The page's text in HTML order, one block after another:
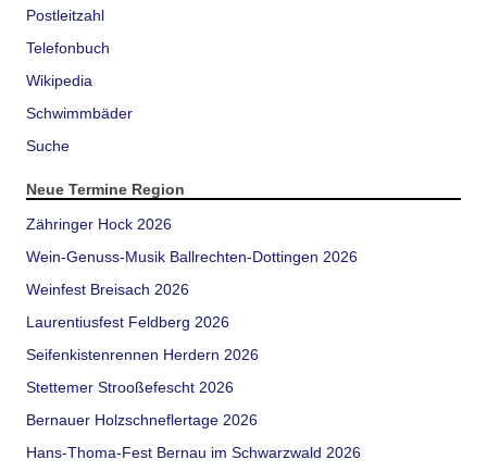
Postleitzahl
Telefonbuch
Wikipedia
Schwimmbäder
Suche
Neue Termine Region
Zähringer Hock 2026
Wein-Genuss-Musik Ballrechten-Dottingen 2026
Weinfest Breisach 2026
Laurentiusfest Feldberg 2026
Seifenkistenrennen Herdern 2026
Stettemer Strooßefescht 2026
Bernauer Holzschneflertage 2026
Hans-Thoma-Fest Bernau im Schwarzwald 2026